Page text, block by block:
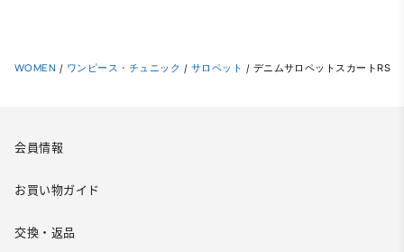
WOMEN / ワンピース・チュニック / サロペット / デニムサロペットスカートRS
会員情報
お買い物ガイド
交換・返品